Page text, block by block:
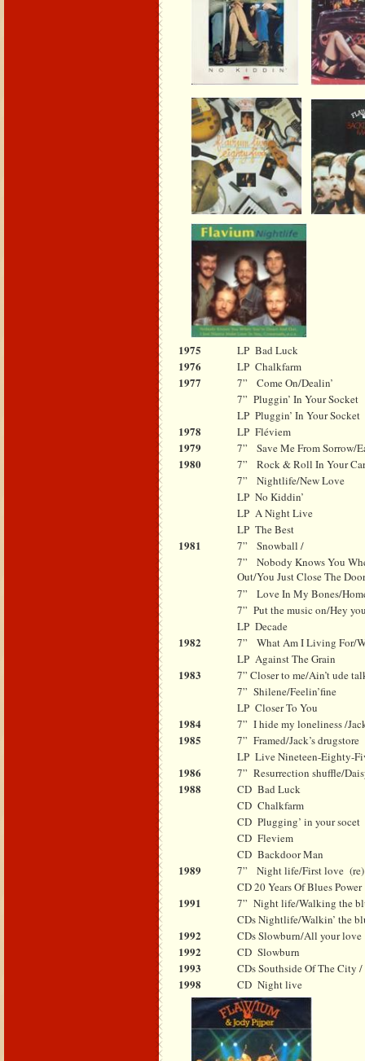
1975 LP Bad Luck
1976 LP Chalkfarm
1977 7”
Come On/Dealin’
7” Pluggin’ In Your Socket
LP Pluggin’ In Your Socket
1978 LP Fléviem
1979 7” Save Me From Sorrow/
1980 7”
Rock & Roll In Your
7”
Nightlife/New Love
LP No Kiddin’
LP A Night Live
LP The Best
1981 7”
Snowball /
7”
Nobody Knows You
Out/You Just Close The
7”
Love In My Bones/
7” Put the music on/Hey
LP Decade
1982 7”
What Am I Living For/
LP Against The Grain
1983
7” Closer to me/Ain’t ude
7” Shilene/Feelin’fine
LP Closer To You
1984 7” I hide my loneliness /
1985 7” Framed/Jack’s drugstore
LP Live Nineteen-Eighty-
1986 7” Resurrection shuffle/
1988 CD Bad Luck
CD Chalkfarm
CD Plugging’ in your socet
CD Fleviem
CD Backdoor Man
1989 7” Night life/First love (re)
CD 20 Years Of Blues Power
1991 7” Night life/Walking the
CDs Nightlife/Walkin’ the
1992 CDs Slowburn/All your love
1992 CD Slowburn
1993 CDs Southside Of The City /
1998 CD Night live